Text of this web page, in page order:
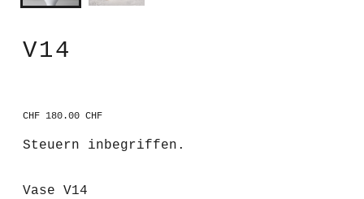
V14
CHF 180.00 CHF
Regulärer
Preis
Steuern inbegriffen.
Vase V14